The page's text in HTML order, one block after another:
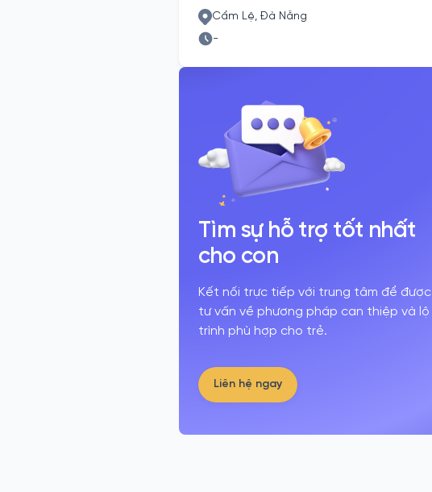
Cẩm Lệ, Đà Nẵng
-
Tìm sự hỗ trợ tốt nhất
cho con
Kết nối trực tiếp với trung tâm để được
tư vấn về phương pháp can thiệp và lộ
trình phù hợp cho trẻ.
Liên hệ ngay